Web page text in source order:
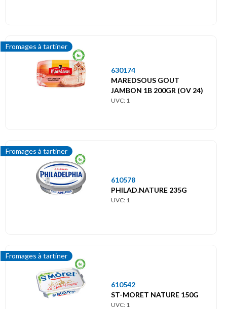
Fromages à tartiner
630174
MAREDSOUS GOUT
JAMBON 1B 200GR (OV 24)
UVC: 1
Fromages à tartiner
610578
PHILAD.NATURE 235G
UVC: 1
Fromages à tartiner
610542
ST-MORET NATURE 150G
UVC: 1